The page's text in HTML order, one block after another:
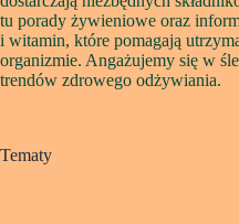
tu porady żywieniowe oraz
i witamin, które pomagają
organizmie. Angażujemy się w
trendów zdrowego odżywiania.
Tematy